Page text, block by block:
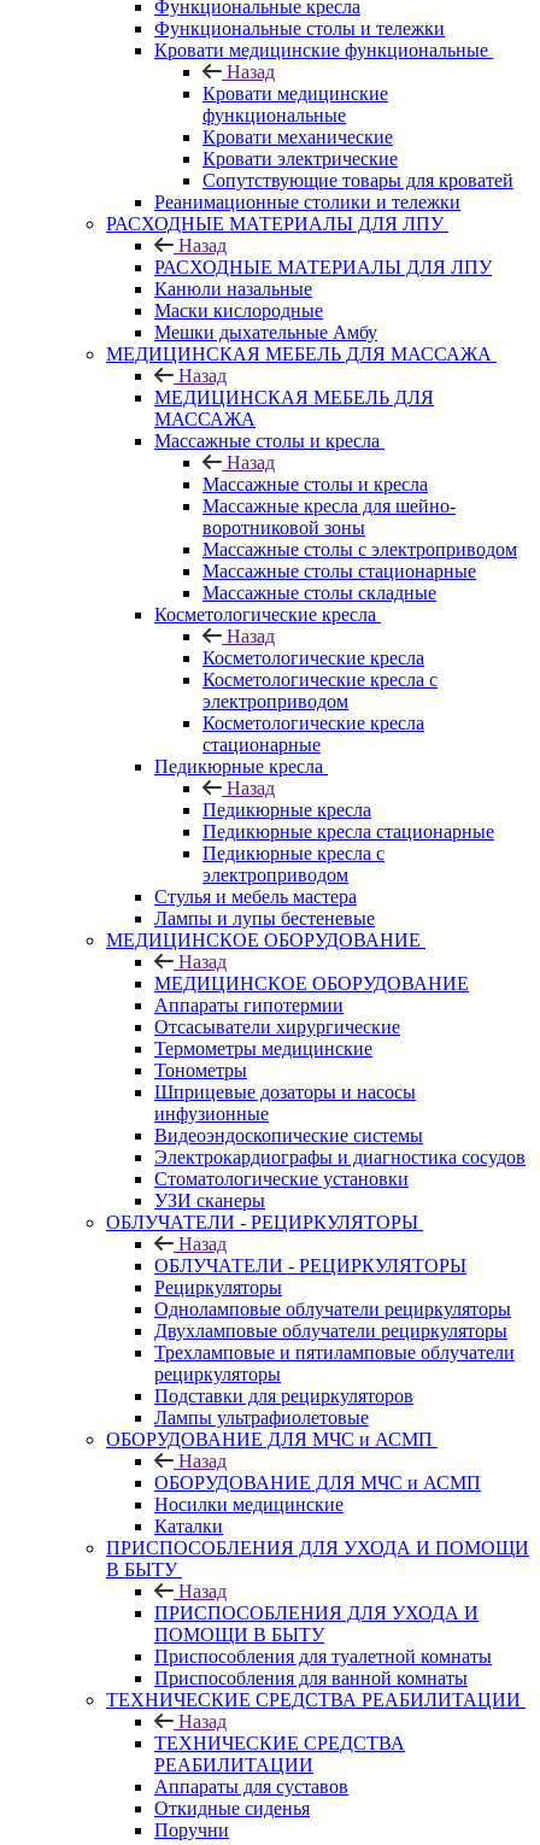
Функциональные кресла
Функциональные столы и тележки
Кровати медицинские функциональные
Назад
Кровати медицинские
функциональные
Кровати механические
Кровати электрические
Сопутствующие товары для кроватей
Реанимационные столики и тележки
РАСХОДНЫЕ МАТЕРИАЛЫ ДЛЯ ЛПУ
Назад
РАСХОДНЫЕ МАТЕРИАЛЫ ДЛЯ ЛПУ
Канюли назальные
Маски кислородные
Мешки дыхательные Амбу
МЕДИЦИНСКАЯ МЕБЕЛЬ ДЛЯ МАССАЖА
Назад
МЕДИЦИНСКАЯ МЕБЕЛЬ ДЛЯ
МАССАЖА
Массажные столы и кресла
Назад
Массажные столы и кресла
Массажные кресла для шейно-
воротниковой зоны
Массажные столы с электроприводом
Массажные столы стационарные
Массажные столы складные
Косметологические кресла
Назад
Косметологические кресла
Косметологические кресла с
электроприводом
Косметологические кресла
стационарные
Педикюрные кресла
Назад
Педикюрные кресла
Педикюрные кресла стационарные
Педикюрные кресла с
электроприводом
Стулья и мебель мастера
Лампы и лупы бестеневые
МЕДИЦИНСКОЕ ОБОРУДОВАНИЕ
Назад
МЕДИЦИНСКОЕ ОБОРУДОВАНИЕ
Аппараты гипотермии
Отсасыватели хирургические
Термометры медицинские
Тонометры
Шприцевые дозаторы и насосы
инфузионные
Видеоэндоскопические системы
Электрокардиографы и диагностика сосудов
Стоматологические установки
УЗИ сканеры
ОБЛУЧАТЕЛИ - РЕЦИРКУЛЯТОРЫ
Назад
ОБЛУЧАТЕЛИ - РЕЦИРКУЛЯТОРЫ
Рециркуляторы
Одноламповые облучатели рециркуляторы
Двухламповые облучатели рециркуляторы
Трехламповые и пятиламповые облучатели
рециркуляторы
Подставки для рециркуляторов
Лампы ультрафиолетовые
ОБОРУДОВАНИЕ ДЛЯ МЧС и АСМП
Назад
ОБОРУДОВАНИЕ ДЛЯ МЧС и АСМП
Носилки медицинские
Каталки
ПРИСПОСОБЛЕНИЯ ДЛЯ УХОДА И ПОМОЩИ
В БЫТУ
Назад
ПРИСПОСОБЛЕНИЯ ДЛЯ УХОДА И
ПОМОЩИ В БЫТУ
Приспособления для туалетной комнаты
Приспособления для ванной комнаты
ТЕХНИЧЕСКИЕ СРЕДСТВА РЕАБИЛИТАЦИИ
Назад
ТЕХНИЧЕСКИЕ СРЕДСТВА
РЕАБИЛИТАЦИИ
Аппараты для суставов
Откидные сиденья
Поручни